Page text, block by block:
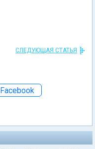
СЛЕДУЮЩАЯ СТАТЬЯ
Facebook